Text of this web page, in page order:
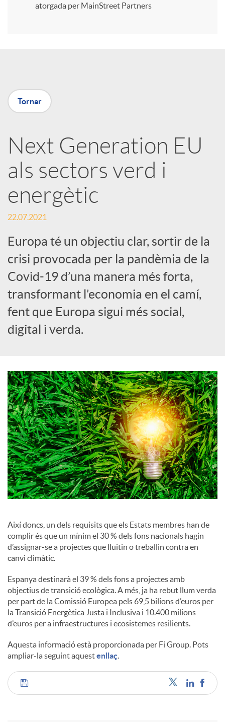
X
a
r
x
e
s
S
o
c
i
a
l
s
atorgada per MainStreet Partners
Tornar
Next Generation EU
als sectors verd i
energètic
22.07.2021
Europa té un objectiu clar, sortir de la
crisi provocada per la pandèmia de la
Covid-19 d’una manera més forta,
transformant l’economia en el camí,
fent que Europa sigui més social,
digital i verda.
Així doncs, un dels requisits que els Estats membres han de
complir és que un mínim el 30 % dels fons nacionals hagin
d’assignar-se a projectes que lluitin o treballin contra en
canvi climàtic.
Espanya destinarà el 39 % dels fons a projectes amb
objectius de transició ecològica. A més, ja ha rebut llum verda
per part de la Comissió Europea pels 69,5 bilions d’euros per
la Transició Energètica Justa i Inclusiva i 10.400 milions
d’euros per a infraestructures i ecosistemes resilients.
Aquesta informació està proporcionada per Fi Group. Pots
ampliar-la seguint aquestenllaç.
C